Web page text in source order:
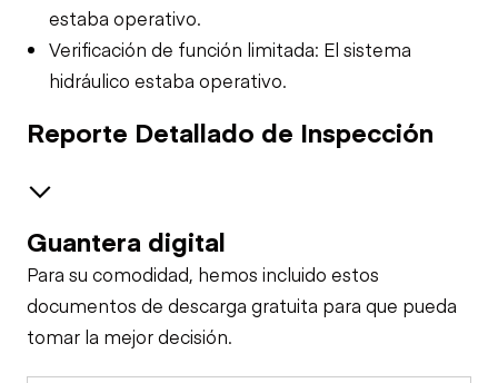
estaba operativo.
Verificación de función limitada: El sistema
hidráulico estaba operativo.
Reporte Detallado de Inspección
Electrical
Check
General Appearance
Control Station
Guantera digital
Para su comodidad, hemos incluido estos
documentos de descarga gratuita para que pueda
tomar la mejor decisión.